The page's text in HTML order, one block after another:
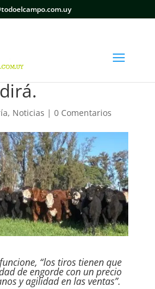
, Noticias | 0 Comentarios
“los tiros tienen que
de engorde con un precio
y agilidad en las ventas”.